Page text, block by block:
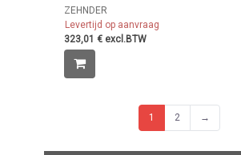
ZEHNDER
Levertijd op aanvraag
323,01 € excl.BTW
1 2 →